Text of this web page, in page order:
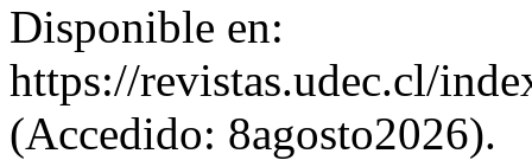
Disponible en:
https://revistas.udec.cl/
(Accedido: 8agosto2026).